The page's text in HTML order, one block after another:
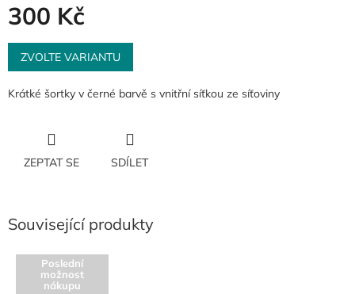
300 Kč
Měrná
cena:
ZVOLTE VARIANTU
Krátké šortky v černé barvě s vnitřní síťkou ze síťoviny
ZEPTAT SE SDÍLET
Související produkty
Poslední
možnost
nákupu